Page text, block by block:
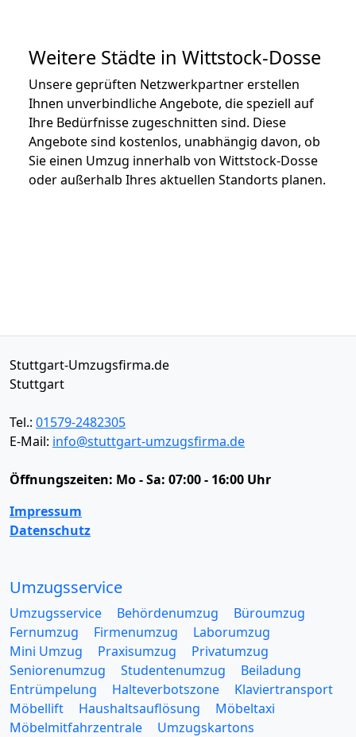
Weitere Städte in Wittstock-Dosse
Unsere geprüften Netzwerkpartner erstellen
Ihnen unverbindliche Angebote, die speziell auf
Ihre Bedürfnisse zugeschnitten sind. Diese
Angebote sind kostenlos, unabhängig davon, ob
Sie einen Umzug innerhalb von Wittstock-Dosse
oder außerhalb Ihres aktuellen Standorts planen.
Stuttgart-Umzugsfirma.de
Stuttgart
Tel.: 01579-2482305
E-Mail: info@stuttgart-umzugsfirma.de
Öffnungszeiten: Mo - Sa: 07:00 - 16:00 Uhr
Impressum
Datenschutz
Umzugsservice
Umzugsservice Behördenumzug
Büroumzug
Fernumzug
Firmenumzug
Laborumzug
Mini Umzug
Praxisumzug
Privatumzug
Seniorenumzug
Studentenumzug
Beiladung
Entrümpelung
Halteverbotszone
Klaviertransport
Möbellift
Haushaltsauflösung
Möbeltaxi
Möbelmitfahrzentrale
Umzugskartons